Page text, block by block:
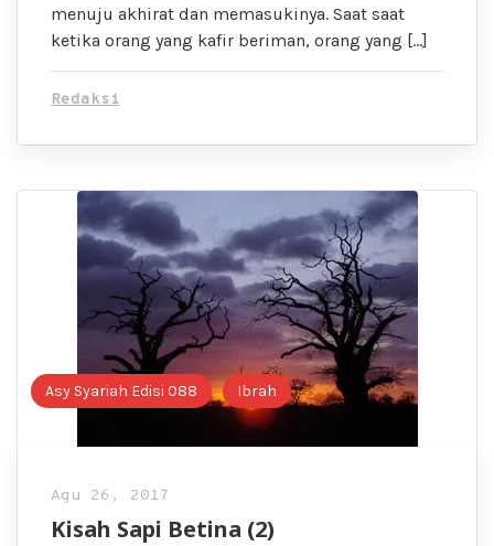
menuju akhirat dan memasukinya. Saat saat
ketika orang yang kafir beriman, orang yang […]
Redaksi
Asy Syariah Edisi 088 Ibrah
Agu 26, 2017
Kisah Sapi Betina (2)